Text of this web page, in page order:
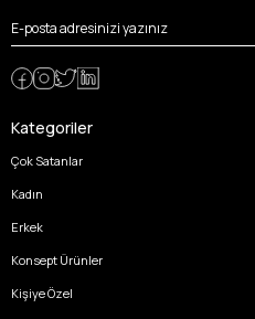
Kategoriler
Çok Satanlar
Kadın
Erkek
Konsept Ürünler
Kişiye Özel